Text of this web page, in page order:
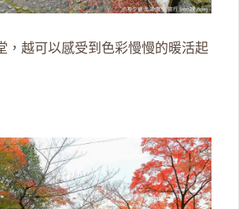
，越可以感受到色彩慢慢的暖活起